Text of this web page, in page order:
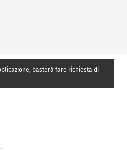
basterà fare richiesta di